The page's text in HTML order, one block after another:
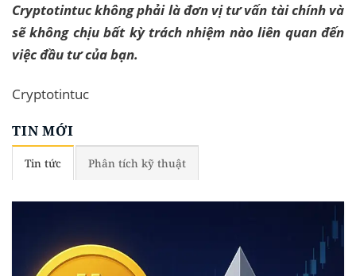
Cryptotintuc không phải là đơn vị tư vấn tài chính và
sẽ không chịu bất kỳ trách nhiệm nào liên quan đến
việc đầu tư của bạn.
Cryptotintuc
TIN MỚI
Tin tức Phân tích kỹ thuật